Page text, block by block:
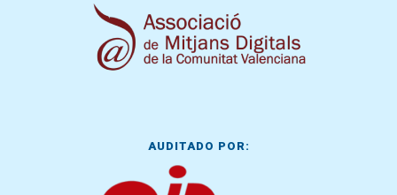
AUDITADO POR: